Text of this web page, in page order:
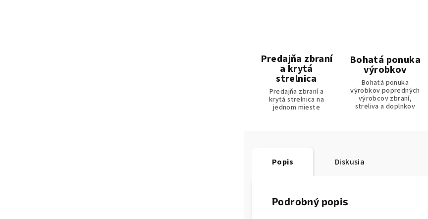
Predajňa zbraní
a krytá
strelnica
Predajňa zbraní a
krytá strelnica na
jednom mieste
Bohatá ponuka
výrobkov
Bohatá ponuka
výrobkov popredných
výrobcov zbraní,
streliva a doplnkov
Popis Diskusia
Podrobný popis